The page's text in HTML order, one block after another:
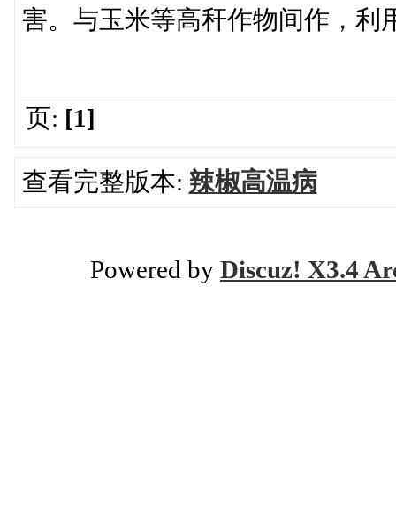
害。与玉米等高秆作物间作，利
页: [1]
查看完整版本: 辣椒高温病
Powered by Discuz! X3.4